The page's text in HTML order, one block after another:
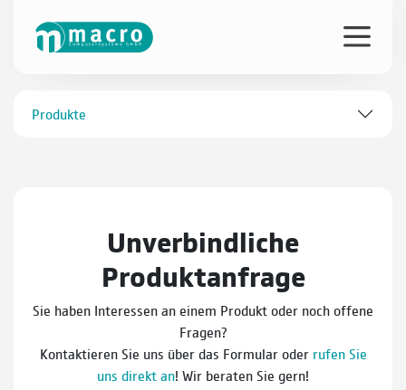
Produkte
Unverbindliche
Produktanfrage
Sie haben Interessen an einem Produkt oder noch offene
Fragen?
Kontaktieren Sie uns über das Formular oder rufen Sie
uns direkt an! Wir beraten Sie gern!